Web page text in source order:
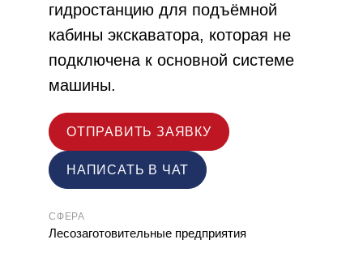
гидростанцию для подъёмной
кабины экскаватора, которая не
подключена к основной системе
машины.
ОТПРАВИТЬ ЗАЯВКУ
НАПИСАТЬ В ЧАТ
СФЕРА
Лесозаготовительные предприятия